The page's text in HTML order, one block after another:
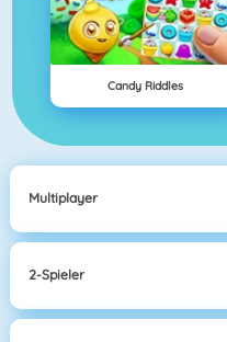
Candy Riddles
Multiplayer
2-Spieler